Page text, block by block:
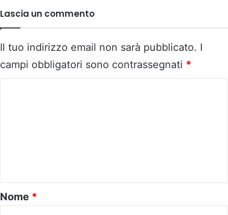
Lascia un commento
Il tuo indirizzo email non sarà pubblicato. I
campi obbligatori sono contrassegnati *
o
*
Nome *